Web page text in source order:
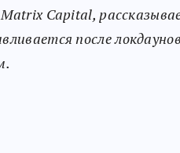
Capital,
после